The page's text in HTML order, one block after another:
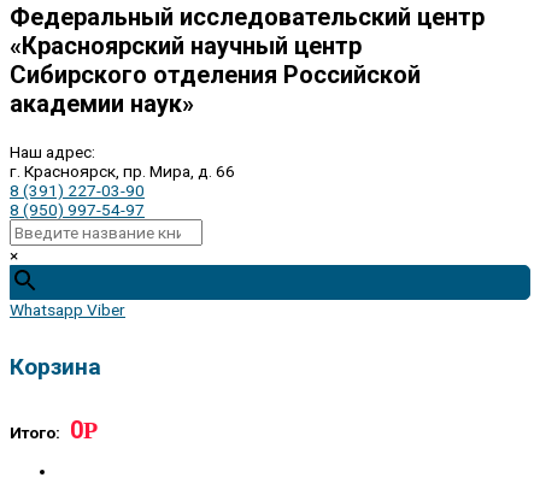
Федеральный исследовательский центр
«Красноярский научный центр
Сибирского отделения Российской
академии наук»
Наш адрес:
г. Красноярск, пр. Мира, д. 66
8 (391) 227-03-90
8 (950) 997-54-97
×
Whatsapp Viber
Корзина
Итого: 0Р